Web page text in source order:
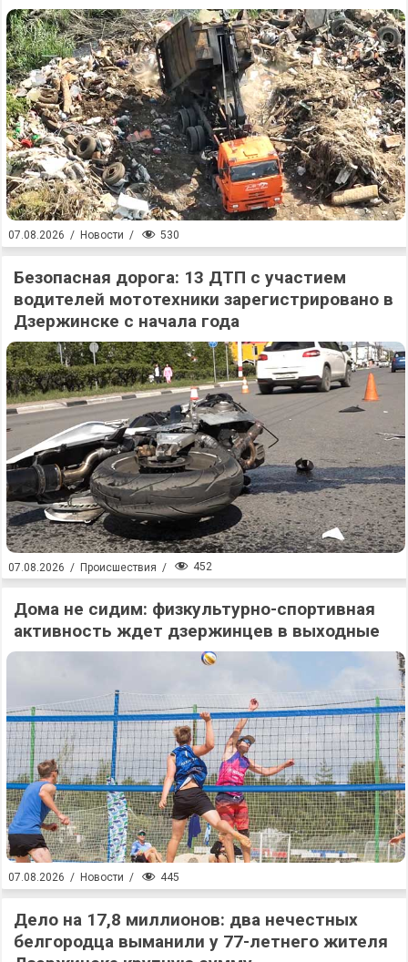
07.08.2026 / Новости / 530
Безопасная дорога: 13 ДТП с участием
водителей мототехники зарегистрировано в
Дзержинске с начала года
07.08.2026 / Происшествия / 452
Дома не сидим: физкультурно-спортивная
активность ждет дзержинцев в выходные
07.08.2026 / Новости / 445
Дело на 17,8 миллионов: два нечестных
белгородца выманили у 77-летнего жителя